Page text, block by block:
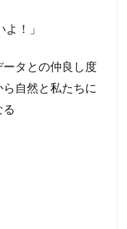
！」
タとの仲良し度
自然と私たちに
る